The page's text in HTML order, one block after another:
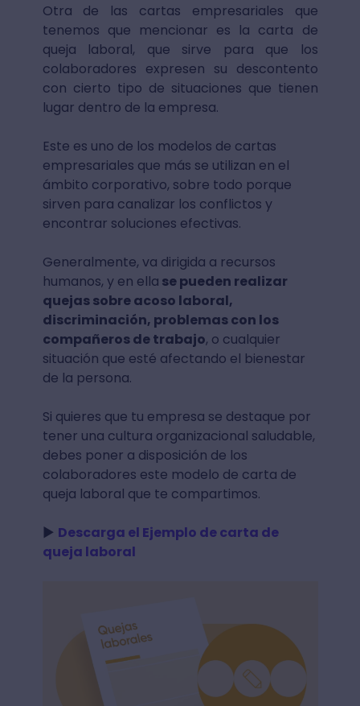
Otra de las cartas empresariales que
tenemos que mencionar es la carta de
queja laboral, que sirve para que los
colaboradores expresen su descontento
con cierto tipo de situaciones que tienen
lugar dentro de la empresa.
Este es uno de los modelos de cartas
empresariales que más se utilizan en el
ámbito corporativo, sobre todo porque
sirven para canalizar los conflictos y
encontrar soluciones efectivas.
Generalmente, va dirigida a recursos
humanos, y en ella se pueden realizar
quejas sobre acoso laboral,
discriminación, problemas con los
compañeros de trabajo, o cualquier
situación que esté afectando el bienestar
de la persona.
Si quieres que tu empresa se destaque por
tener una cultura organizacional saludable,
debes poner a disposición de los
colaboradores este modelo de carta de
queja laboral que te compartimos.
► Descarga el Ejemplo de carta de
queja laboral